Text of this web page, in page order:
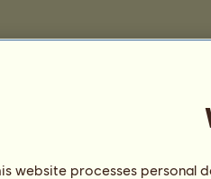
website processes personal